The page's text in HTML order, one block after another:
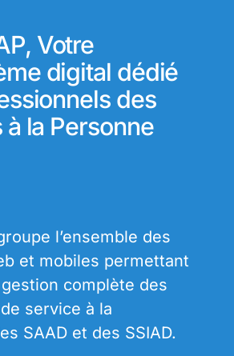
Votre
digital dédié
des
la Personne
l’ensemble des
et mobiles permettant
gestion complète des
service à la
SAAD et des SSIAD.